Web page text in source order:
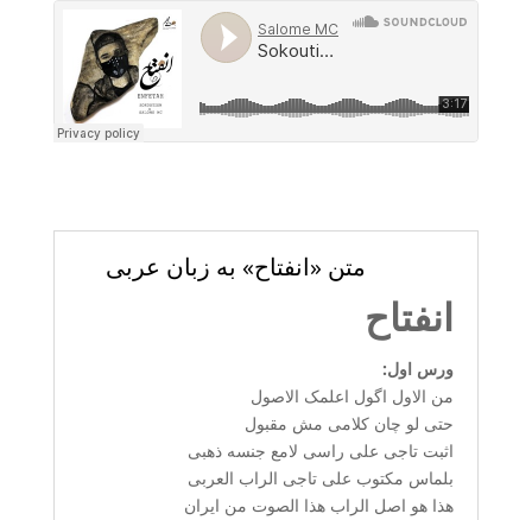
متن «انفتاح» به زبان عربی
انفتاح
ورس اول:
من الاول اگول اعلمک الاصول
حتی لو چان کلامی مش مقبول
اثبت تاجی علی راسی لامع جنسه ذهبی
بلماس مکتوب علی تاجی الراب العربی
هذا هو اصل الراب هذا الصوت من ايران